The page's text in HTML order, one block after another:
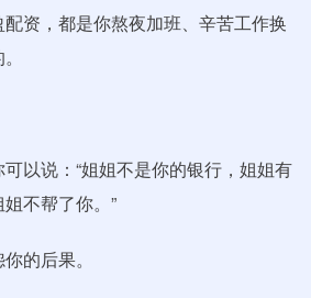
资，都是你熬夜加班、辛苦工作换
以说：“姐姐不是你的银行，姐姐有
不帮了你。”
的后果。